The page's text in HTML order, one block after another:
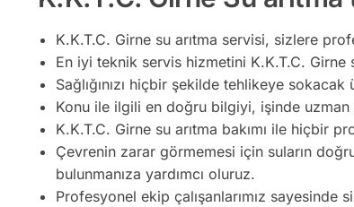
K.K.T.C. Girne su arıtma servisi, sizlere
En iyi teknik servis hizmetini K.K.T.C. Girne
Sağlığınızı hiçbir şekilde tehlikeye
Konu ile ilgili en doğru bilgiyi, işinde uzman
K.K.T.C. Girne su arıtma bakımı ile hiçbir
Çevrenin zarar görmemesi için suların
bulunmanıza yardımcı oluruz.
Profesyonel ekip çalışanlarımız sayesinde